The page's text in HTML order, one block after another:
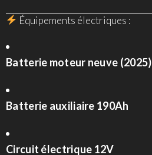
Équipements électriques :
Batterie moteur neuve (2025)
Batterie auxiliaire 190Ah
Circuit électrique 12V